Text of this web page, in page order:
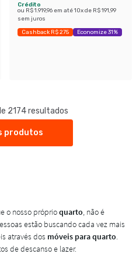
Crédito
ou R$ 1.919,96 em até10x de R$ 191,99
sem juros
Cashback R$ 275 Economize 31%
2174 resultados
produtos